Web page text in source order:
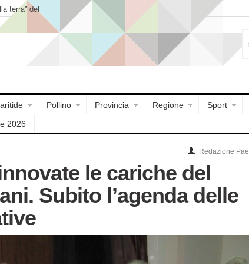
terra” del
Pollino Provincia Regione
Sport
2026
Redazione
le cariche del
Subito l’agenda delle